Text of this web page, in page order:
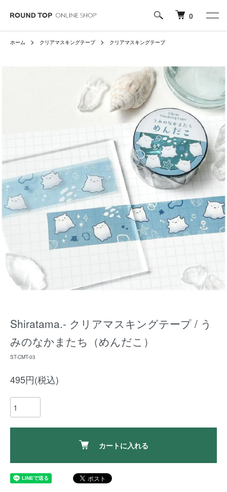
0
ホーム クリアマスキングテープ クリアマスキングテープ
Shiratama.- クリアマスキングテープ / う
みのなかまたち（めんだこ）
ST-CMT-03
495円(税込)
カートに入れる